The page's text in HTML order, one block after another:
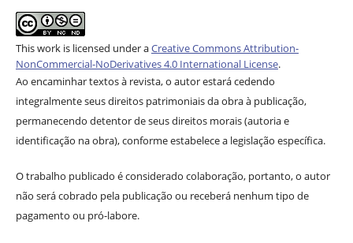
This work is licensed under aCreative Commons Attribution-
NonCommercial-NoDerivatives 4.0 International License.
Ao encaminhar textos à revista, o autor estará cedendo
integralmente seus direitos patrimoniais da obra à publicação,
permanecendo detentor de seus direitos morais (autoria e
identificação na obra), conforme estabelece a legislação específica.
O trabalho publicado é considerado colaboração, portanto, o autor
não será cobrado pela publicação ou receberá nenhum tipo de
pagamento ou pró-labore.